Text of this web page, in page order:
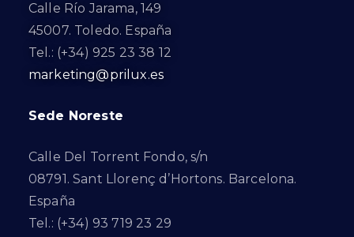
Calle Río Jarama, 149
45007. Toledo. España
Tel.: (+34) 925 23 38 12
marketing@prilux.es
Sede Noreste
Calle Del Torrent Fondo, s/n
08791. Sant Llorenç d’Hortons. Barcelona.
España
Tel.: (+34) 93 719 23 29